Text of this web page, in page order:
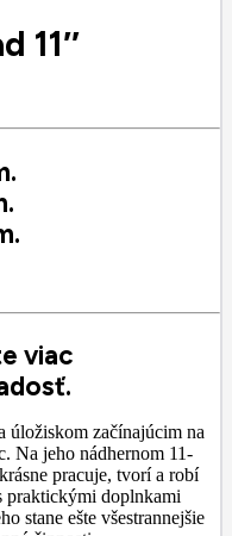
11″
viac
úložiskom začínajúcim na
Na jeho nádhernom 11-
pracuje, tvorí a robí
doplnkami
stane ešte všestrannejšie